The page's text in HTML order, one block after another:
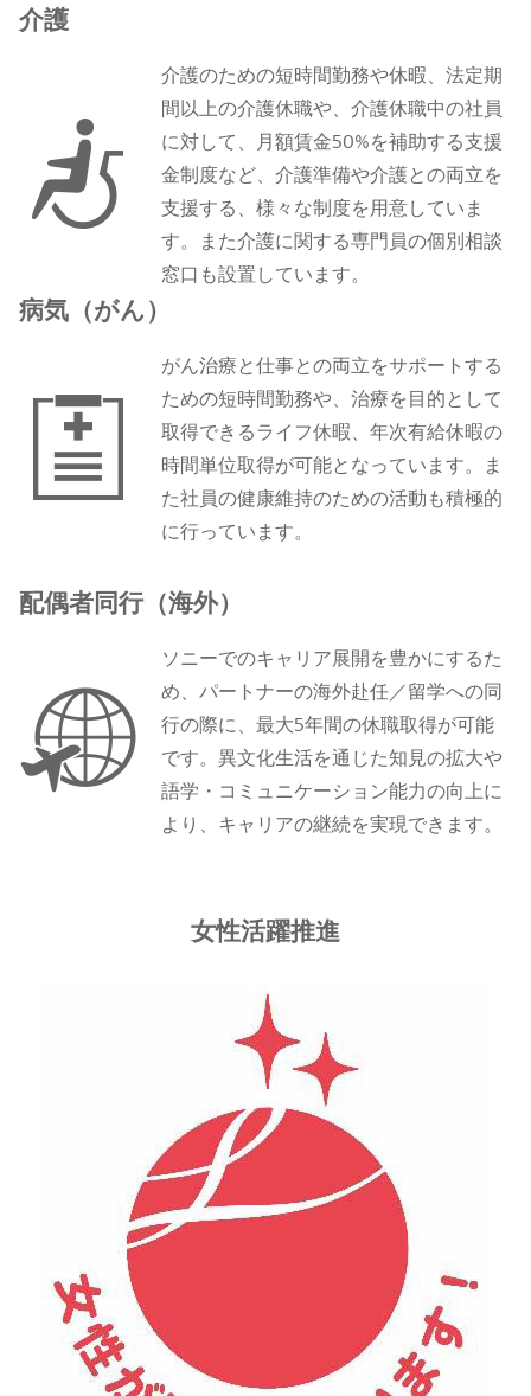
介護
介護のための短時間勤務や休暇、法定期
間以上の介護休職や、介護休職中の社員
に対して、月額賃金50%を補助する支援
金制度など、介護準備や介護との両立を
支援する、様々な制度を用意していま
す。また介護に関する専門員の個別相談
窓口も設置しています。
病気（がん）
がん治療と仕事との両立をサポートする
ための短時間勤務や、治療を目的として
取得できるライフ休暇、年次有給休暇の
時間単位取得が可能となっています。ま
た社員の健康維持のための活動も積極的
に行っています。
配偶者同行（海外）
ソニーでのキャリア展開を豊かにするた
め、パートナーの海外赴任／留学への同
行の際に、最大5年間の休職取得が可能
です。異文化生活を通じた知見の拡大や
語学・コミュニケーション能力の向上に
より、キャリアの継続を実現できます。
女性活躍推進